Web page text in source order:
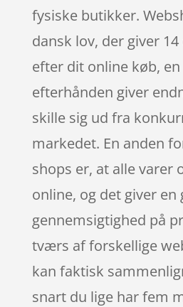
fysiske butikker.
dansk lov, der giver
efter dit online køb,
efterhånden giver
skille sig ud fra
markedet. En anden
shops er, at alle varer
online, og det giver en
gennemsigtighed på
tværs af forskellige
kan faktisk
snart du lige har fem